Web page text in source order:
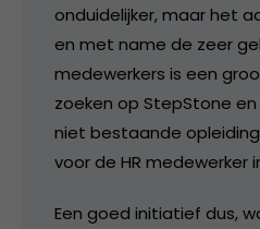
onduidelijker, maar het
en met name de zeer
medewerkers is een
zoeken op StepStone
niet bestaande
voor de HR medewerker
Een goed initiatief dus,